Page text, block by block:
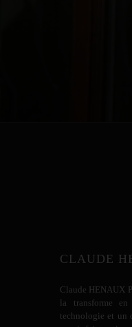
CLAUDE
Claude HENAUX
la transforme
technologie et un